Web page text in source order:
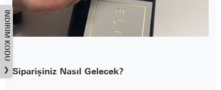
Siparişiniz Nasıl Gelecek?
İNDIRIM KODU
❯